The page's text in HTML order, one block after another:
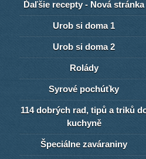
Ďaľšie recepty - Nová stránka
Urob si doma 1
Urob si doma 2
Rolády
Syrové pochúťky
114 dobrých rad, tipů a triků
kuchyně
Špeciálne zaváraniny